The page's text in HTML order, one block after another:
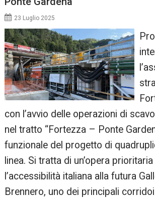
23 Luglio 2025
con l’avvio delle operazioni di
nel tratto “Fortezza – Ponte
funzionale del progetto di
linea. Si tratta di un’opera
l’accessibilità italiana alla futura
Brennero, uno dei principali